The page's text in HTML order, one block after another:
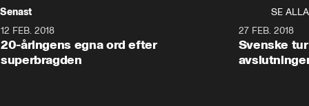
Senast
SE ALLA
12 FEB. 2018
20-åringens egna ord efter
superbragden
27 FEB. 2018
Svenske